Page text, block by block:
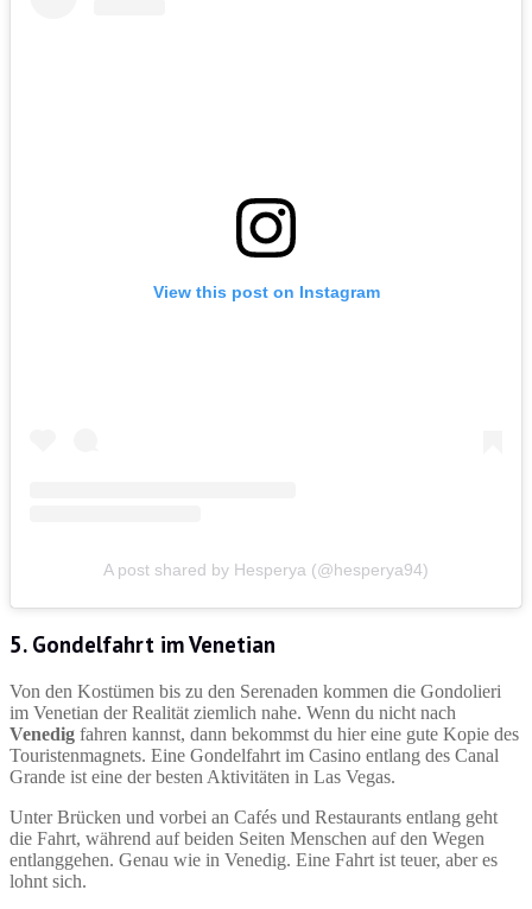
View this post on Instagram
A post shared by Hesperya (@hesperya94)
5. Gondelfahrt im Venetian
Von den Kostümen bis zu den Serenaden kommen die Gondolieri
im Venetian der Realität ziemlich nahe. Wenn du nicht nach
Venedig fahren kannst, dann bekommst du hier eine gute Kopie des
Touristenmagnets. Eine Gondelfahrt im Casino entlang des Canal
Grande ist eine der besten Aktivitäten in Las Vegas.
Unter Brücken und vorbei an Cafés und Restaurants entlang geht
die Fahrt, während auf beiden Seiten Menschen auf den Wegen
entlanggehen. Genau wie in Venedig. Eine Fahrt ist teuer, aber es
lohnt sich.